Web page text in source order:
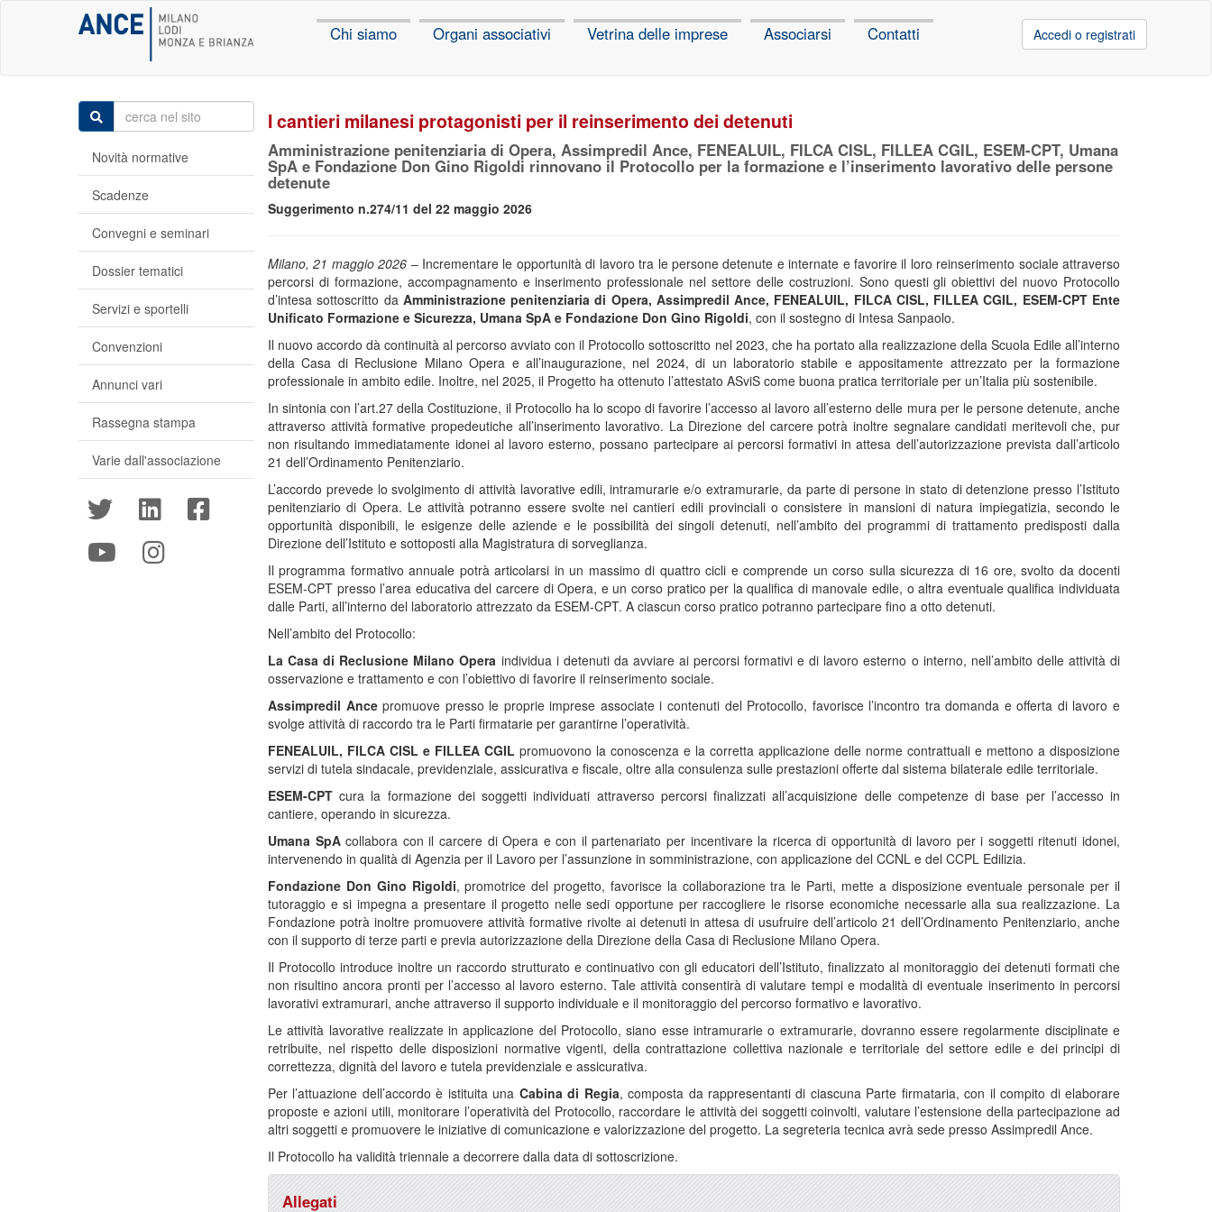
Chi siamo Organi associativi Vetrina delle imprese Associarsi Contatti Accedi o registrati
I cantieri milanesi protagonisti per il reinserimento dei detenuti
Amministrazione penitenziaria di Opera, Assimpredil Ance, FENEALUIL, FILCA CISL, FILLEA CGIL, ESEM-CPT, Umana
SpA e Fondazione Don Gino Rigoldi rinnovano il Protocollo per la formazione e l’inserimento lavorativo delle persone
detenute
Suggerimento n.274/11 del 22 maggio 2026
Milano, 21 maggio 2026 – Incrementare le opportunità di lavoro tra le persone detenute e internate e favorire il loro reinserimento sociale attraverso
percorsi di formazione, accompagnamento e inserimento professionale nel settore delle costruzioni. Sono questi gli obiettivi del nuovo Protocollo
d’intesa sottoscritto da Amministrazione penitenziaria di Opera, Assimpredil Ance, FENEALUIL, FILCA CISL, FILLEA CGIL, ESEM-CPT Ente
Unificato Formazione e Sicurezza, Umana SpA e Fondazione Don Gino Rigoldi, con il sostegno di Intesa Sanpaolo.
Il nuovo accordo dà continuità al percorso avviato con il Protocollo sottoscritto nel 2023, che ha portato alla realizzazione della Scuola Edile all’interno
della Casa di Reclusione Milano Opera e all’inaugurazione, nel 2024, di un laboratorio stabile e appositamente attrezzato per la formazione
professionale in ambito edile. Inoltre, nel 2025, il Progetto ha ottenuto l’attestato ASviS come buona pratica territoriale per un’Italia più sostenibile.
In sintonia con l’art.27 della Costituzione, il Protocollo ha lo scopo di favorire l’accesso al lavoro all’esterno delle mura per le persone detenute, anche
attraverso attività formative propedeutiche all’inserimento lavorativo. La Direzione del carcere potrà inoltre segnalare candidati meritevoli che, pur
non risultando immediatamente idonei al lavoro esterno, possano partecipare ai percorsi formativi in attesa dell’autorizzazione prevista dall’articolo
21 dell’Ordinamento Penitenziario.
L’accordo prevede lo svolgimento di attività lavorative edili, intramurarie e/o extramurarie, da parte di persone in stato di detenzione presso l’Istituto
penitenziario di Opera. Le attività potranno essere svolte nei cantieri edili provinciali o consistere in mansioni di natura impiegatizia, secondo le
opportunità disponibili, le esigenze delle aziende e le possibilità dei singoli detenuti, nell’ambito dei programmi di trattamento predisposti dalla
Direzione dell’Istituto e sottoposti alla Magistratura di sorveglianza.
Il programma formativo annuale potrà articolarsi in un massimo di quattro cicli e comprende un corso sulla sicurezza di 16 ore, svolto da docenti
ESEM-CPT presso l’area educativa del carcere di Opera, e un corso pratico per la qualifica di manovale edile, o altra eventuale qualifica individuata
dalle Parti, all’interno del laboratorio attrezzato da ESEM-CPT. A ciascun corso pratico potranno partecipare fino a otto detenuti.
Nell’ambito del Protocollo:
La Casa di Reclusione Milano Opera individua i detenuti da avviare ai percorsi formativi e di lavoro esterno o interno, nell’ambito delle attività di
osservazione e trattamento e con l’obiettivo di favorire il reinserimento sociale.
Assimpredil Ancepromuove presso le proprie imprese associate i contenuti del Protocollo, favorisce l’incontro tra domanda e offerta di lavoro e
svolge attività di raccordo tra le Parti firmatarie per garantirne l’operatività.
FENEALUIL, FILCA CISL e FILLEA CGIL promuovono la conoscenza e la corretta applicazione delle norme contrattuali e mettono a disposizione
servizi di tutela sindacale, previdenziale, assicurativa e fiscale, oltre alla consulenza sulle prestazioni offerte dal sistema bilaterale edile territoriale.
ESEM-CPT cura la formazione dei soggetti individuati attraverso percorsi finalizzati all’acquisizione delle competenze di base per l’accesso in
cantiere, operando in sicurezza.
Umana SpAcollabora con il carcere di Opera e con il partenariato per incentivare la ricerca di opportunità di lavoro per i soggetti ritenuti idonei,
intervenendo in qualità di Agenzia per il Lavoro per l’assunzione in somministrazione, con applicazione del CCNL e del CCPL Edilizia.
Fondazione Don Gino Rigoldi, promotrice del progetto, favorisce la collaborazione tra le Parti, mette a disposizione eventuale personale per il
tutoraggio e si impegna a presentare il progetto nelle sedi opportune per raccogliere le risorse economiche necessarie alla sua realizzazione. La
Fondazione potrà inoltre promuovere attività formative rivolte ai detenuti in attesa di usufruire dell’articolo 21 dell’Ordinamento Penitenziario, anche
con il supporto di terze parti e previa autorizzazione della Direzione della Casa di Reclusione Milano Opera.
Il Protocollo introduce inoltre un raccordo strutturato e continuativo con gli educatori dell’Istituto, finalizzato al monitoraggio dei detenuti formati che
non risultino ancora pronti per l’accesso al lavoro esterno. Tale attività consentirà di valutare tempi e modalità di eventuale inserimento in percorsi
lavorativi extramurari, anche attraverso il supporto individuale e il monitoraggio del percorso formativo e lavorativo.
Le attività lavorative realizzate in applicazione del Protocollo, siano esse intramurarie o extramurarie, dovranno essere regolarmente disciplinate e
retribuite, nel rispetto delle disposizioni normative vigenti, della contrattazione collettiva nazionale e territoriale del settore edile e dei principi di
correttezza, dignità del lavoro e tutela previdenziale e assicurativa.
Per l’attuazione dell’accordo è istituita una Cabina di Regia, composta da rappresentanti di ciascuna Parte firmataria, con il compito di elaborare
proposte e azioni utili, monitorare l’operatività del Protocollo, raccordare le attività dei soggetti coinvolti, valutare l’estensione della partecipazione ad
altri soggetti e promuovere le iniziative di comunicazione e valorizzazione del progetto. La segreteria tecnica avrà sede presso Assimpredil Ance.
Il Protocollo ha validità triennale a decorrere dalla data di sottoscrizione.
Allegati
Novità normative
Scadenze
Convegni e seminari
Dossier tematici
Servizi e sportelli
Convenzioni
Annunci vari
Rassegna stampa
Varie dall'associazione